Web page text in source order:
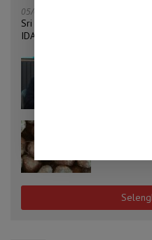
05/08/2026
Sri Mulyani Ditunjuk Jadi Ketua
IDA22 Bank Dunia